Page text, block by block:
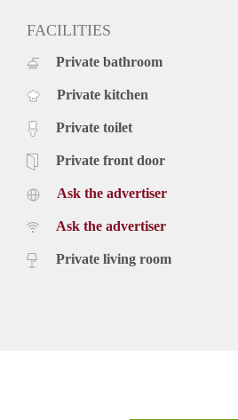
FACILITIES
Private bathroom
Private kitchen
Private toilet
Private front door
Ask the advertiser
Ask the advertiser
Private living room